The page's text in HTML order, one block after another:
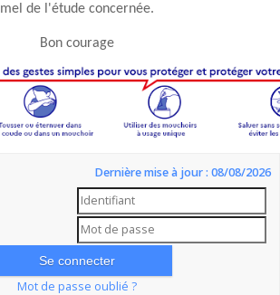
mel de l'étude concernée.
Bon courage
Dernière mise à jour : 08/08/2026
Mot de passe oublié ?